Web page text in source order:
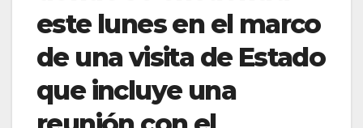
este lunes en el marco
de una visita de Estado
que incluye una